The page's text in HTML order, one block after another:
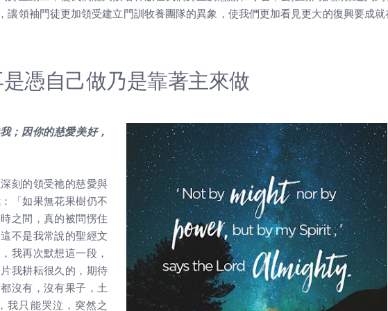
讓領袖門徒更加領受建立門訓牧養團隊的異象，使我們更加看見更大的復興要成就
是憑自己做乃是靠著主來做
；因你的慈愛美好，
刻的領受祂的慈愛與
「如果無花果樹仍不
之間，真的被問愣住
不是我常說的聖經文
我再次默想這一段，
我耕耘很久的，期待
沒有，沒有果子，土
我只能哭泣，突然之